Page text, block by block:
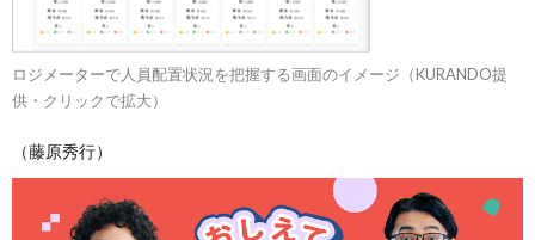
ロジメーターで人員配置状況を把握する画面のイメージ（KURANDO提
供・クリックで拡大）
（藤原秀行）